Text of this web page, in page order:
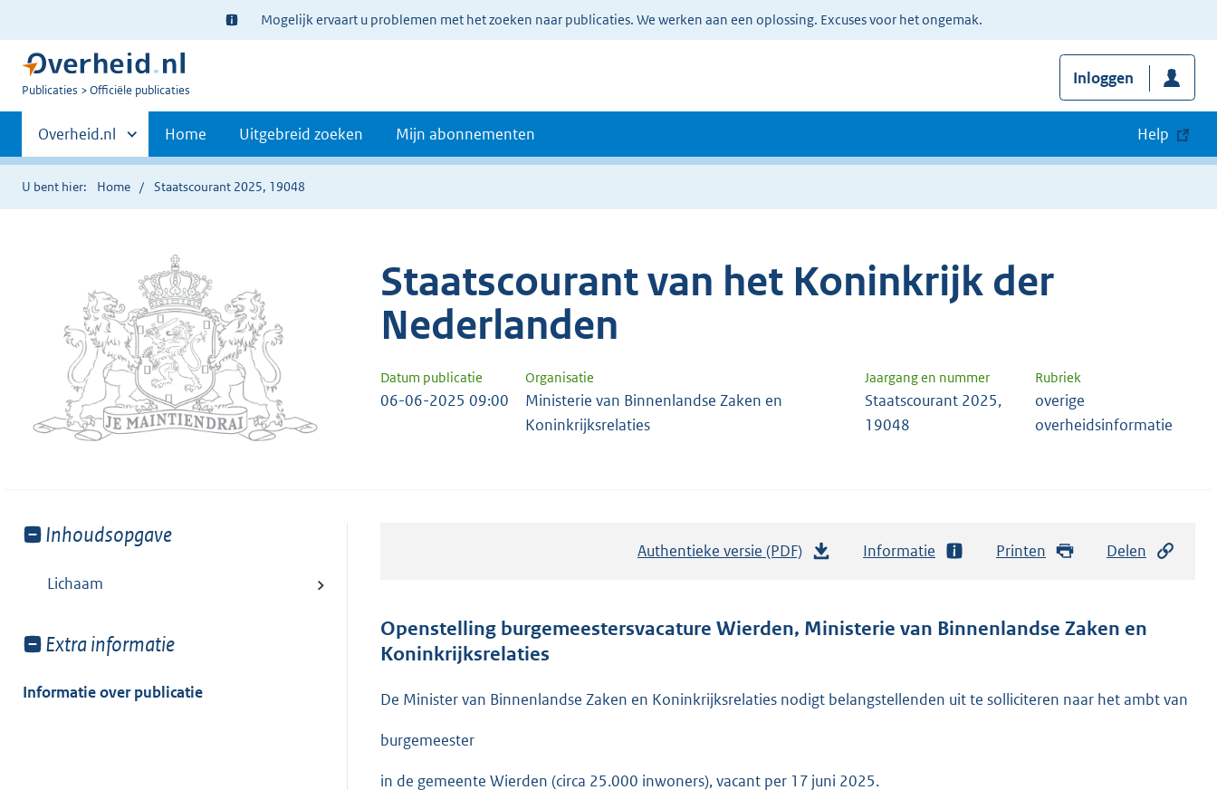
Ter
informatie:
Mogelijk ervaart u problemen met het zoeken naar publicaties. We werken aan een oplossing. Excuses voor het ongemak.
U
Publicaties Officiële publicaties
Inloggen
Primaire
navigatie
Andere
sites
binnen
Overheid.nl Home Uitgebreid zoeken Mijn abonnementen Help
U bent hier: Home Staatscourant 2025, 19048
Staatscourant van het Koninkrijk der
Nederlanden
Datum publicatie Organisatie Jaargang en nummer Rubriek
06-06-2025 09:00
Ministerie van Binnenlandse Zaken en
Koninkrijksrelaties
Staatscourant 2025,
19048
overige
overheidsinformatie
Toon
van:
Inhoudsopgave
Lichaam
Toon
van:
Extra informatie
Informatie over publicatie
Authentieke versie (PDF)
t
d
r
Informatie Printen Delen
Openstelling burgemeestersvacature Wierden, Ministerie van Binnenlandse Zaken en
Koninkrijksrelaties
De Minister van Binnenlandse Zaken en Koninkrijksrelaties nodigt belangstellenden uit te solliciteren naar het ambt van
burgemeester
in de gemeente Wierden (circa 25.000 inwoners), vacant per 17 juni 2025.